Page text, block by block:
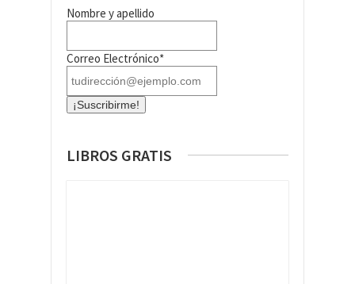
Nombre y apellido
Correo Electrónico*
LIBROS GRATIS